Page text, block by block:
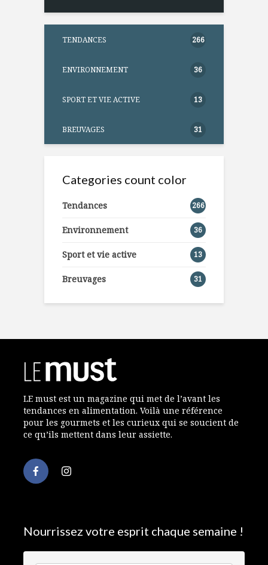
TENDANCES 266
ENVIRONNEMENT 36
SPORT ET VIE ACTIVE 13
BREUVAGES 31
Categories count color
Tendances 266
Environnement 36
Sport et vie active 13
Breuvages 31
LE must est un magazine qui met de l’avant les
tendances en alimentation. Voilà une référence
pour les gourmets et les curieux qui se soucient de
ce qu’ils mettent dans leur assiette.
Nourrissez votre esprit chaque semaine !